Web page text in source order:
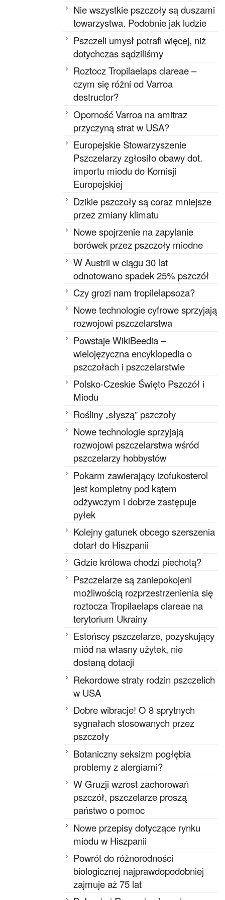
Nie wszystkie pszczoły są duszami
towarzystwa. Podobnie jak ludzie
Pszczeli umysł potrafi więcej, niż
dotychczas sądziliśmy
Roztocz Tropilaelaps clareae –
czym się różni od Varroa
destructor?
Oporność Varroa na amitraz
przyczyną strat w USA?
Europejskie Stowarzyszenie
Pszczelarzy zgłosiło obawy dot.
importu miodu do Komisji
Europejskiej
Dzikie pszczoły są coraz mniejsze
przez zmiany klimatu
Nowe spojrzenie na zapylanie
borówek przez pszczoły miodne
W Austrii w ciągu 30 lat
odnotowano spadek 25% pszczół
Czy grozi nam tropilelapsoza?
Nowe technologie cyfrowe sprzyjają
rozwojowi pszczelarstwa
Powstaje WikiBeedia –
wielojęzyczna encyklopedia o
pszczołach i pszczelarstwie
Polsko-Czeskie Święto Pszczół i
Miodu
Rośliny „słyszą” pszczoły
Nowe technologie sprzyjają
rozwojowi pszczelarstwa wśród
pszczelarzy hobbystów
Pokarm zawierający izofukosterol
jest kompletny pod kątem
odżywczym i dobrze zastępuje
pyłek
Kolejny gatunek obcego szerszenia
dotarł do Hiszpanii
Gdzie królowa chodzi piechotą?
Pszczelarze są zaniepokojeni
możliwością rozprzestrzenienia się
roztocza Tropilaelaps clareae na
terytorium Ukrainy
Estońscy pszczelarze, pozyskujący
miód na własny użytek, nie
dostaną dotacji
Rekordowe straty rodzin pszczelich
w USA
Dobre wibracje! O 8 sprytnych
sygnałach stosowanych przez
pszczoły
Botaniczny seksizm pogłębia
problemy z alergiami?
W Gruzji wzrost zachorowań
pszczół, pszczelarze proszą
państwo o pomoc
Nowe przepisy dotyczące rynku
miodu w Hiszpanii
Powrót do różnorodności
biologicznej najprawdopodobniej
zajmuje aż 75 lat